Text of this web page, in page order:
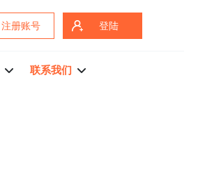
注册账号 登陆
联系我们